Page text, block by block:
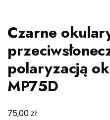
Czarne
polaryzacją
MP75D
75,00zł